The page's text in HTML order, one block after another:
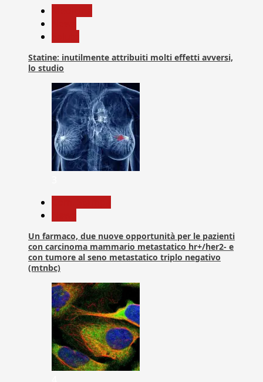
Statine: inutilmente attribuiti molti effetti avversi,
lo studio
Un farmaco, due nuove opportunità per le pazienti
con carcinoma mammario metastatico hr+/her2- e
con tumore al seno metastatico triplo negativo
(mtnbc)